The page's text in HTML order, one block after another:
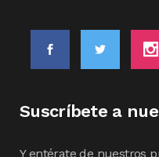
Suscríbete a
Y entérate de nuestros